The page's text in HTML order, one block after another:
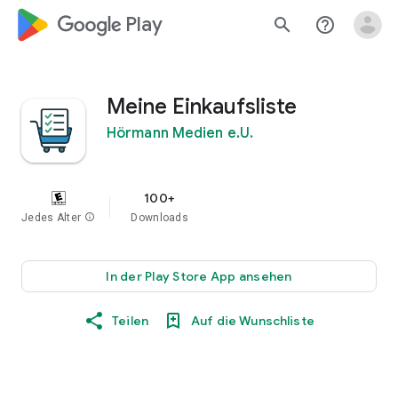
google_logo Play search help_outline
Meine Einkaufsliste
Hörmann Medien e.U.
Jedes Alter info
100+
Downloads
In der Play Store App ansehen
Teilen Auf die Wunschliste